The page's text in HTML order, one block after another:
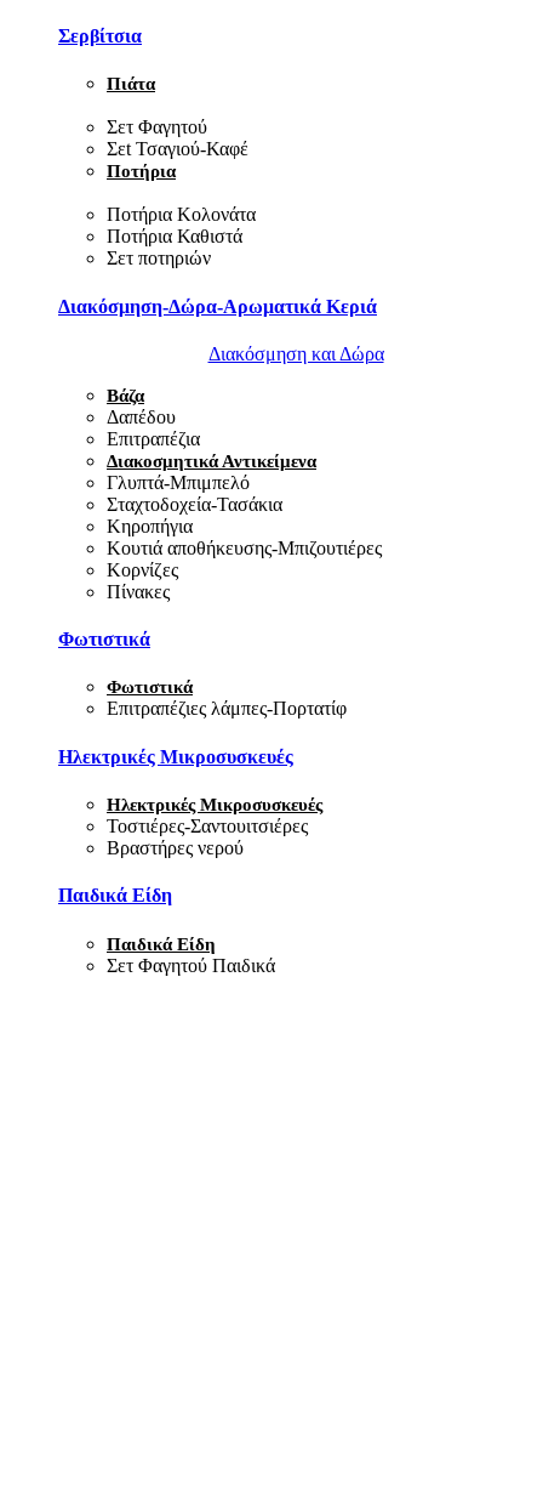
Σερβίτσια
Πιάτα
Σετ Φαγητού
Σεt Τσαγιού-Καφέ
Ποτήρια
Ποτήρια Κολονάτα
Ποτήρια Καθιστά
Σετ ποτηριών
Διακόσμηση-Δώρα-Αρωματικά Κεριά
Διακόσμηση και Δώρα
Βάζα
Δαπέδου
Επιτραπέζια
Διακοσμητικά Αντικείμενα
Γλυπτά-Μπιμπελό
Σταχτοδοχεία-Τασάκια
Κηροπήγια
Κουτιά αποθήκευσης-Μπιζουτιέρες
Κορνίζες
Πίνακες
Φωτιστικά
Φωτιστικά
Επιτραπέζιες λάμπες-Πορτατίφ
Ηλεκτρικές Μικροσυσκευές
Ηλεκτρικές Μικροσυσκευές
Τοστιέρες-Σαντουιτσιέρες
Βραστήρες νερού
Παιδικά Είδη
Παιδικά Είδη
Σετ Φαγητού Παιδικά